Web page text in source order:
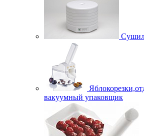
вакуумный упаковщик